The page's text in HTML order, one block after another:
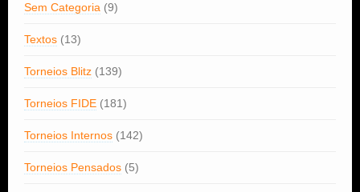
Sem Categoria (9)
Textos (13)
Torneios Blitz (139)
Torneios FIDE (181)
Torneios Internos (142)
Torneios Pensados (5)